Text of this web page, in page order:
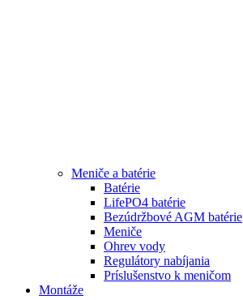
Meniče a batérie
Batérie
LifePO4 batérie
Bezúdržbové AGM batérie
Meniče
Ohrev vody
Regulátory nabíjania
Príslušenstvo k meničom
Montáže